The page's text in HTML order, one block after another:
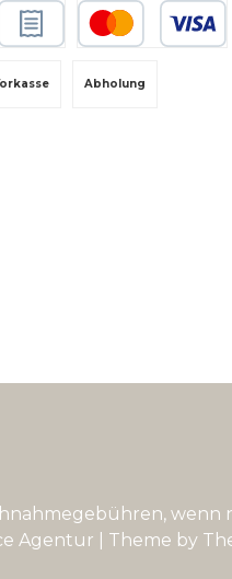
Abholung
wenn
Agentur | Theme by